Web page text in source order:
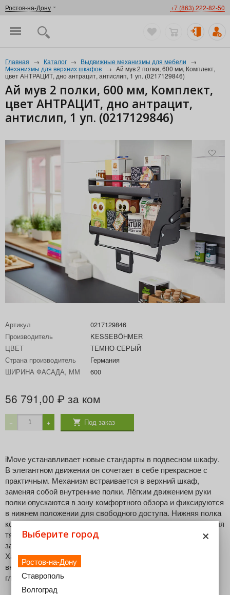
Ростов-на-Дону +7 (863) 222-82-50
Главная → Каталог → Выдвижные механизмы для мебели →
Механизмы для верхних шкафов → Ай мув 2 полки, 600 мм, Комплект,
цвет АНТРАЦИТ, дно антрацит, антислип, 1 уп. (0217129846)
Ай мув 2 полки, 600 мм, Комплект,
цвет АНТРАЦИТ, дно антрацит,
антислип, 1 уп. (0217129846)
Артикул
0217129846
Производитель
KESSEBÖHMER
ЦВЕТ
ТЕМНО-СЕРЫЙ
Страна производитель
Германия
ШИРИНА ФАСАДА, ММ
600
56 791,00 ₽ за ком
− + Под заказ
iMove устанавливает новые стандарты в подвесном шкафу.
В элегантном движении он сочетает в себе прекрасное с
практичным. Механизм встраивается в верхний шкаф,
заменяя собой внутренние полки. Лёгким движением руки
полки опускаются в зону комфортного обзора и фиксируются
в нижнем положении для свободного доступа. Нижняя полка
корпуса остаётся свободной и может быть использована для
тяжелых предметов, что обеспечивает полное
задействование внутреннего пространства шкафа.
Характеристики: Для ширина фасада 600 мм Минимальная
внутренняя высота: 700 мм Минимальная внутренняя
глубина: 270 мм Допустимая нагрузка: до 8 кг
×
Выберите город
Ростов-на-Дону
Ставрополь
Волгоград